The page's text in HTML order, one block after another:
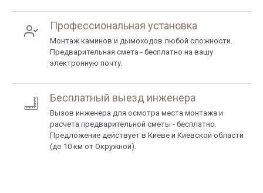
Профессиональная установка
Монтаж каминов и дымоходов любой сложности.
Предварительная смета - бесплатно на вашу
электронную почту.
Бесплатный выезд инженера
Вызов инженера для осмотра места монтажа и
расчета предварительной сметы - бесплатно.
Предложение действует в Киеве и Киевской области
(до 10 км от Окружной).